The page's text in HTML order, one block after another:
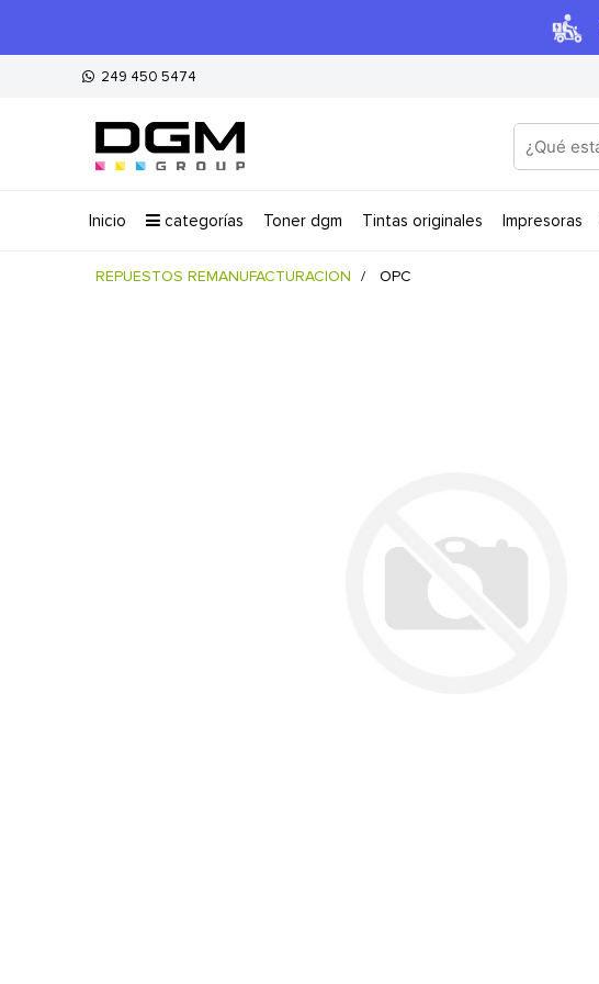
249 450 5474
inicio categorías toner dgm tintas originales impresoras
REPUESTOS REMANUFACTURACION OPC